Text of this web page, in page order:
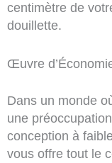
centimètre de
douillette.
Œuvre
Dans un monde
une
conception à
vous offre tout le